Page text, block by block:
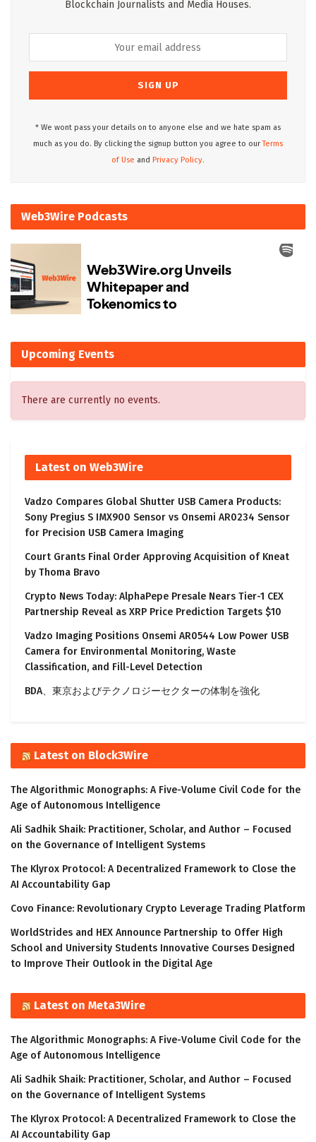
Blockchain Journalists and Media Houses.
* We wont pass your details on to anyone else and we hate spam as
much as you do. By clicking the signup button you agree to ourTerms
of Use and Privacy Policy.
Web3Wire Podcasts
Upcoming Events
There are currently no events.
Latest on Web3Wire
Vadzo Compares Global Shutter USB Camera Products:
Sony Pregius S IMX900 Sensor vs Onsemi AR0234 Sensor
for Precision USB Camera Imaging
Court Grants Final Order Approving Acquisition of Kneat
by Thoma Bravo
Crypto News Today: AlphaPepe Presale Nears Tier-1 CEX
Partnership Reveal as XRP Price Prediction Targets $10
Vadzo Imaging Positions Onsemi AR0544 Low Power USB
Camera for Environmental Monitoring, Waste
Classification, and Fill-Level Detection
BDA、東京およびテクノロジーセクターの体制を強化
Latest on Block3Wire
The Algorithmic Monographs: A Five-Volume Civil Code for the
Age of Autonomous Intelligence
Ali Sadhik Shaik: Practitioner, Scholar, and Author – Focused
on the Governance of Intelligent Systems
The Klyrox Protocol: A Decentralized Framework to Close the
AI Accountability Gap
Covo Finance: Revolutionary Crypto Leverage Trading Platform
WorldStrides and HEX Announce Partnership to Offer High
School and University Students Innovative Courses Designed
to Improve Their Outlook in the Digital Age
Latest on Meta3Wire
The Algorithmic Monographs: A Five-Volume Civil Code for the
Age of Autonomous Intelligence
Ali Sadhik Shaik: Practitioner, Scholar, and Author – Focused
on the Governance of Intelligent Systems
The Klyrox Protocol: A Decentralized Framework to Close the
AI Accountability Gap